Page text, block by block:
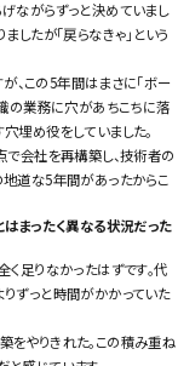
ながらずっと決めていまし
したが「戻らなきゃ」という
、この5年間はまさに「ボー
の業務に穴があちこちに落
埋め役をしていました。
で会社を再構築し、技術者の
地道な5年間があったからこ
まったく異なる状況だった
く足りなかったはずです。代
ずっと時間がかかっていた
をやりきれた。この積み重ね